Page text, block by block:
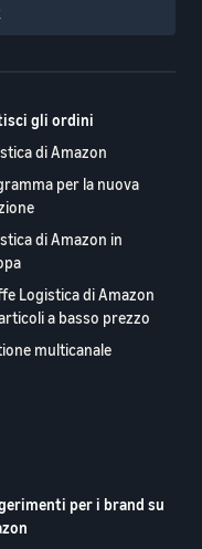
gli ordini
di Amazon
per la nuova
di Amazon in
Logistica di Amazon
a basso prezzo
multicanale
per i brand su